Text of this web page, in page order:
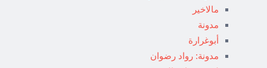
مالاخير
مدونة
أبوغرارة
مدونة: رواد رضوان